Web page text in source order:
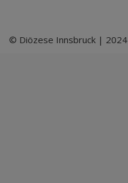
© Diözese Innsbruck | 2024